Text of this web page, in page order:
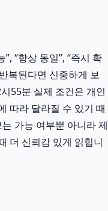
“항상 동일”, “즉시 확
복된다면 신중하게 보
55분 실제 조건은 개인
따라 달라질 수 있기 때
가능 여부뿐 아니라 제
더 신뢰감 있게 읽힙니